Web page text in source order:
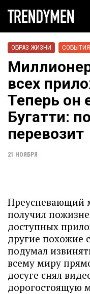
ОБРАЗ ЖИЗНИ СОБЫТИЯ
всех
Теперь он
Бугатти:
перевозит
21 НОЯБРЯ
Преуспевающий
получил
доступных
другие похожие
подумал
всему миру
досуге снял
дорогостоящую